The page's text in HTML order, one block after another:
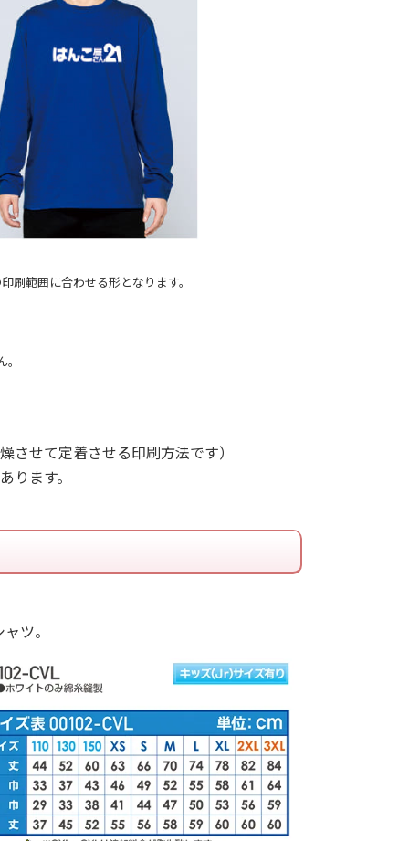
刷範囲に合わせる形となります。
させて定着させる印刷方法です）
ります。
ツ。